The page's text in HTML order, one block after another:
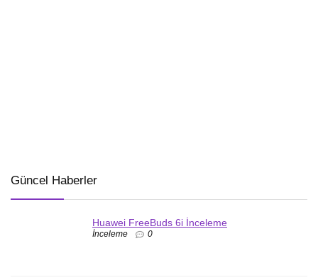
Güncel Haberler
Huawei FreeBuds 6i İnceleme
İnceleme 0